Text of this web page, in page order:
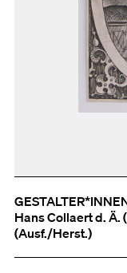
Hans Collaert d. Ä.
(Ausf./Herst.)